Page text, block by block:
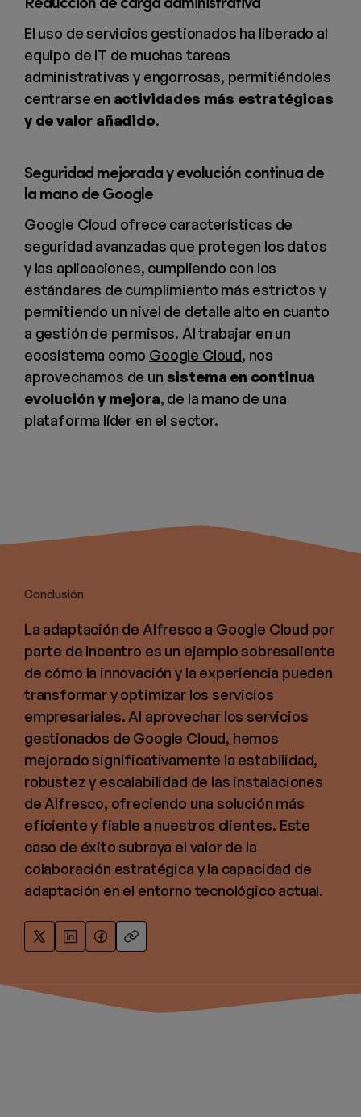
Reducción de carga administrativa
El uso de servicios gestionados ha liberado al
equipo de IT de muchas tareas
administrativas y engorrosas, permitiéndoles
centrarse en actividades más estratégicas
y de valor añadido.
Seguridad mejorada y evolución continua de
la mano de Google
Google Cloud ofrece características de
seguridad avanzadas que protegen los datos
y las aplicaciones, cumpliendo con los
estándares de cumplimiento más estrictos y
permitiendo un nivel de detalle alto en cuanto
a gestión de permisos. Al trabajar en un
ecosistema como Google Cloud, nos
aprovechamos de un sistema en continua
evolución y mejora, de la mano de una
plataforma líder en el sector.
Conclusión
La adaptación de Alfresco a Google Cloud por
parte de Incentro es un ejemplo sobresaliente
de cómo la innovación y la experiencia pueden
transformar y optimizar los servicios
empresariales. Al aprovechar los servicios
gestionados de Google Cloud, hemos
mejorado significativamente la estabilidad,
robustez y escalabilidad de las instalaciones
de Alfresco, ofreciendo una solución más
eficiente y fiable a nuestros clientes. Este
caso de éxito subraya el valor de la
colaboración estratégica y la capacidad de
adaptación en el entorno tecnológico actual.